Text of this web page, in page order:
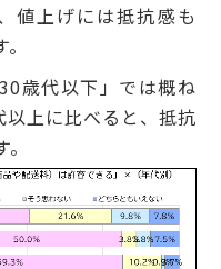
値上げには抵抗感も
歳代以下」では概ね
上に比べると、抵抗